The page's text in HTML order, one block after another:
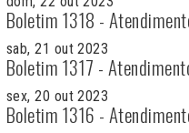
Boletim 1318 -
sab, 21 out 2023
Boletim 1317 -
sex, 20 out 2023
Boletim 1316 -